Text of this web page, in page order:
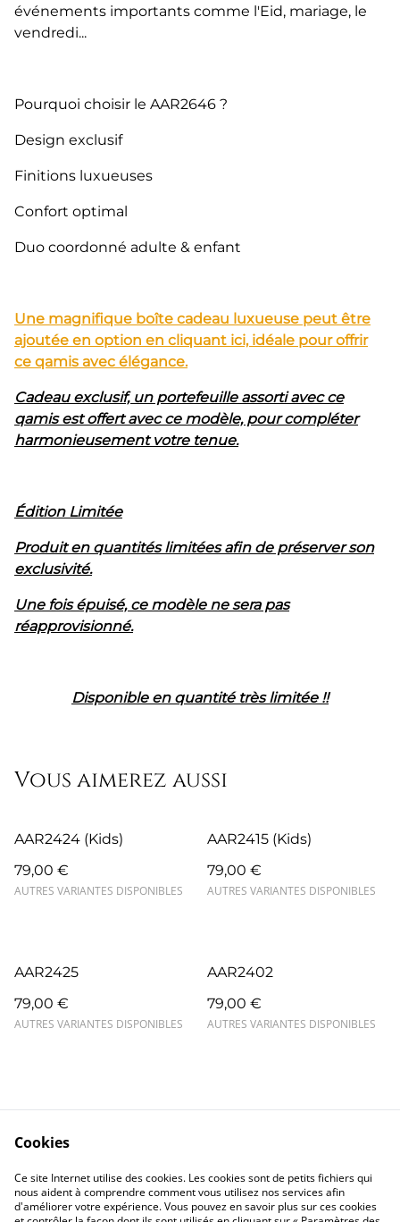
événements importants comme l'Eid, mariage, le
vendredi...
Pourquoi choisir le AAR2646 ?
Design exclusif
Finitions luxueuses
Confort optimal
Duo coordonné adulte & enfant
Une magnifique boîte cadeau luxueuse peut être
ajoutée en option en cliquant ici, idéale pour offrir
ce qamis avec élégance.
Cadeau exclusif, un portefeuille assorti avec ce
qamis est offert avec ce modèle, pour compléter
harmonieusement votre tenue.
Édition Limitée
Produit en quantités limitées afin de préserver son
exclusivité.
Une fois épuisé, ce modèle ne sera pas
réapprovisionné.
Disponible en quantité très limitée !!
Vous aimerez aussi
AAR2424 (Kids)
79,00 €
AUTRES VARIANTES DISPONIBLES
AAR2415 (Kids)
79,00 €
AUTRES VARIANTES DISPONIBLES
AAR2425
79,00 €
AUTRES VARIANTES DISPONIBLES
AAR2402
79,00 €
AUTRES VARIANTES DISPONIBLES
Contact
Mentions légales
Confidentialité
Cookies
Cookies
Ce site Internet utilise des cookies. Les cookies sont de petits fichiers qui
nous aident à comprendre comment vous utilisez nos services afin
d'améliorer votre expérience. Vous pouvez en savoir plus sur ces cookies